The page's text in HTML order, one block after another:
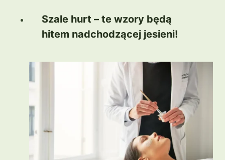
Szale hurt – te wzory będą
hitem nadchodzącej jesieni!